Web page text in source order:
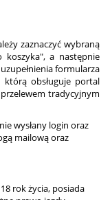
zaznaczyć wybraną
koszyka", a następnie
formularza
którą obsługuje portal
tradycyjnym
wysłany login oraz
mailową oraz
rok życia, posiada